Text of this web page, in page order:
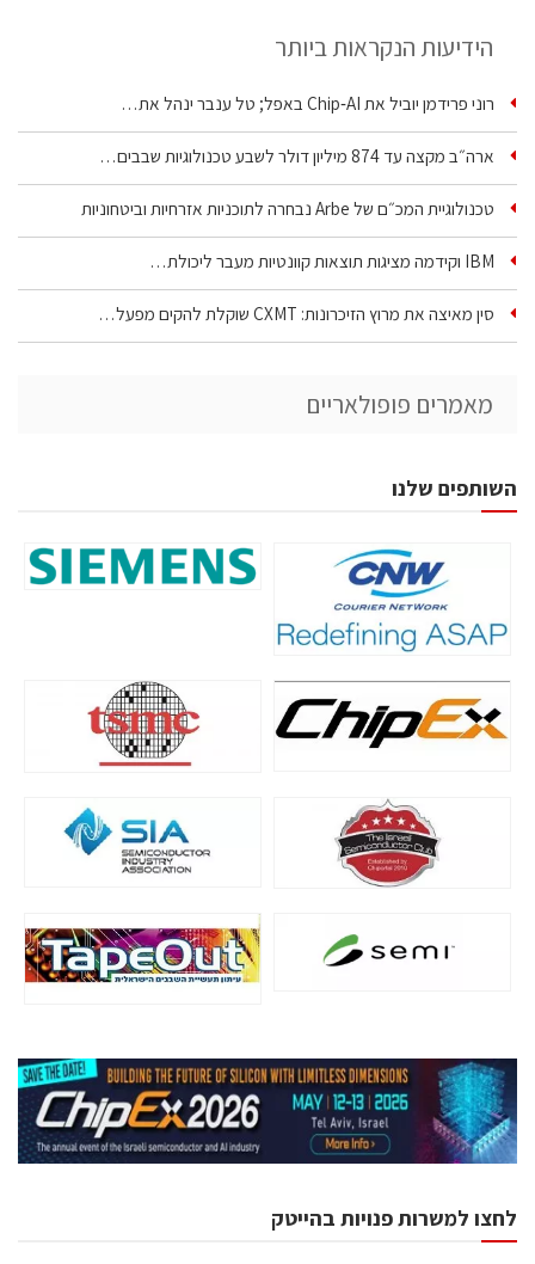
הידיעות הנקראות ביותר
רוני פרידמן יוביל את Chip‑AI באפל; טל ענבר ינהל את…
ארה״ב מקצה עד 874 מיליון דולר לשבע טכנולוגיות שבבים…
טכנולוגיית המכ״ם של Arbe נבחרה לתוכניות אזרחיות וביטחוניות
IBM וקידמה מציגות תוצאות קוונטיות מעבר ליכולת…
סין מאיצה את מרוץ הזיכרונות: CXMT שוקלת להקים מפעל…
מאמרים פופולאריים
השותפים שלנו
לחצו למשרות פנויות בהייטק